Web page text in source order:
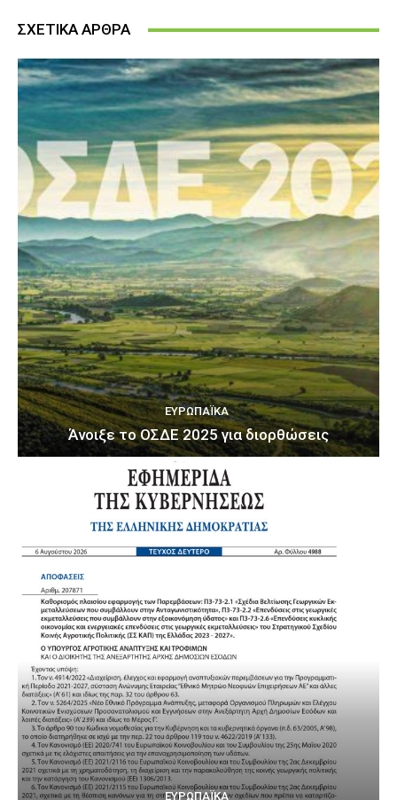
ΣΧΕΤΙΚΑ ΑΡΘΡΑ
ΕΥΡΩΠΑΪΚΆ
Άνοιξε το ΟΣΔΕ 2025 για διορθώσεις
ΕΥΡΩΠΑΪΚΆ